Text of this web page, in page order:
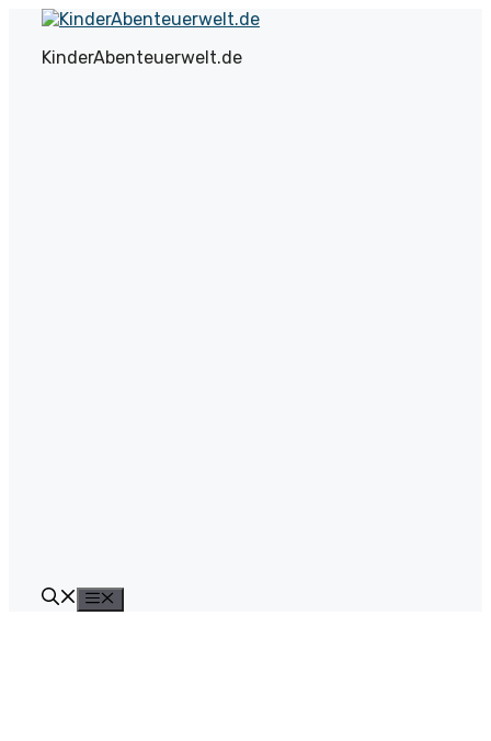
Zum
springen
KinderAbenteuerwelt.de